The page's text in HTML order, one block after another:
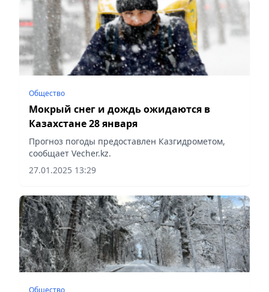
Общество
Мокрый снег и дождь ожидаются в
Казахстане 28 января
Прогноз погоды предоставлен Казгидрометом,
сообщает Vecher.kz.
27.01.2025 13:29
Общество